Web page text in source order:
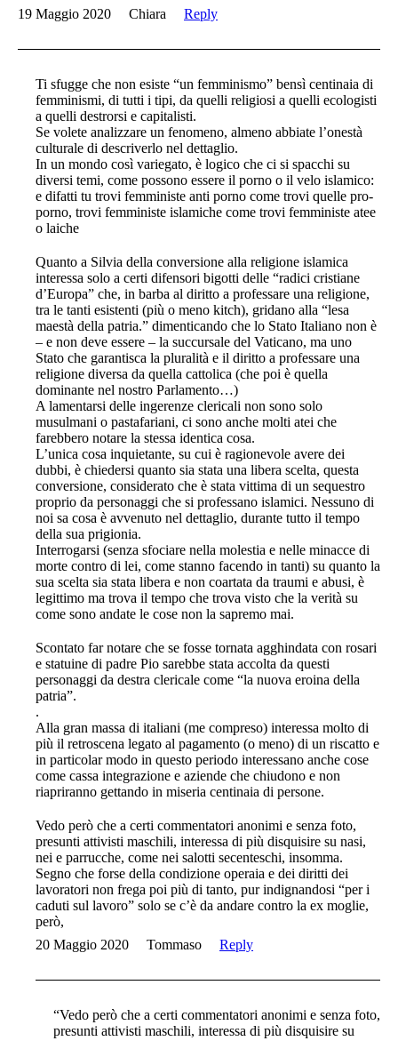
19 Maggio 2020
Chiara Reply
Ti sfugge che non esiste “un femminismo” bensì centinaia di
femminismi, di tutti i tipi, da quelli religiosi a quelli ecologisti
a quelli destrorsi e capitalisti.
Se volete analizzare un fenomeno, almeno abbiate l’onestà
culturale di descriverlo nel dettaglio.
In un mondo così variegato, è logico che ci si spacchi su
diversi temi, come possono essere il porno o il velo islamico:
e difatti tu trovi femministe anti porno come trovi quelle pro-
porno, trovi femministe islamiche come trovi femministe atee
o laiche
Quanto a Silvia della conversione alla religione islamica
interessa solo a certi difensori bigotti delle “radici cristiane
d’Europa” che, in barba al diritto a professare una religione,
tra le tanti esistenti (più o meno kitch), gridano alla “lesa
maestà della patria.” dimenticando che lo Stato Italiano non è
– e non deve essere – la succursale del Vaticano, ma uno
Stato che garantisca la pluralità e il diritto a professare una
religione diversa da quella cattolica (che poi è quella
dominante nel nostro Parlamento…)
A lamentarsi delle ingerenze clericali non sono solo
musulmani o pastafariani, ci sono anche molti atei che
farebbero notare la stessa identica cosa.
L’unica cosa inquietante, su cui è ragionevole avere dei
dubbi, è chiedersi quanto sia stata una libera scelta, questa
conversione, considerato che è stata vittima di un sequestro
proprio da personaggi che si professano islamici. Nessuno di
noi sa cosa è avvenuto nel dettaglio, durante tutto il tempo
della sua prigionia.
Interrogarsi (senza sfociare nella molestia e nelle minacce di
morte contro di lei, come stanno facendo in tanti) su quanto la
sua scelta sia stata libera e non coartata da traumi e abusi, è
legittimo ma trova il tempo che trova visto che la verità su
come sono andate le cose non la sapremo mai.
Scontato far notare che se fosse tornata agghindata con rosari
e statuine di padre Pio sarebbe stata accolta da questi
personaggi da destra clericale come “la nuova eroina della
patria”.
.
Alla gran massa di italiani (me compreso) interessa molto di
più il retroscena legato al pagamento (o meno) di un riscatto e
in particolar modo in questo periodo interessano anche cose
come cassa integrazione e aziende che chiudono e non
riapriranno gettando in miseria centinaia di persone.
Vedo però che a certi commentatori anonimi e senza foto,
presunti attivisti maschili, interessa di più disquisire su nasi,
nei e parrucche, come nei salotti secenteschi, insomma.
Segno che forse della condizione operaia e dei diritti dei
lavoratori non frega poi più di tanto, pur indignandosi “per i
caduti sul lavoro” solo se c’è da andare contro la ex moglie,
però,
20 Maggio 2020
Tommaso Reply
“Vedo però che a certi commentatori anonimi e senza foto,
presunti attivisti maschili, interessa di più disquisire su